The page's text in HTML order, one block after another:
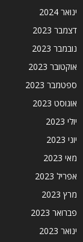
ינואר 2024
דצמבר 2023
נובמבר 2023
אוקטובר 2023
ספטמבר 2023
אוגוסט 2023
יולי 2023
יוני 2023
מאי 2023
אפריל 2023
מרץ 2023
פברואר 2023
ינואר 2023